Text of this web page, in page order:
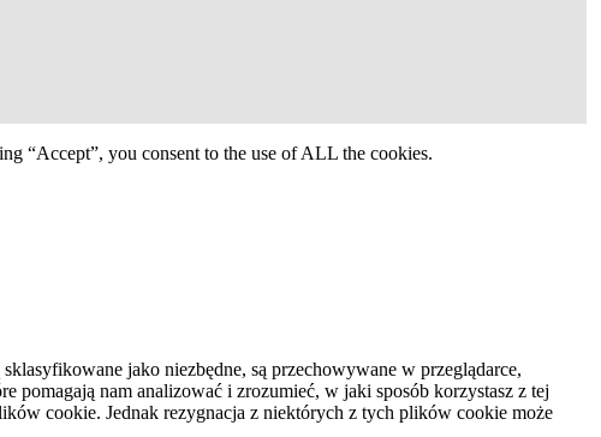
“Accept”, you consent to the use of ALL the cookies.
jako niezbędne, są przechowywane w przeglądarce,
nam analizować i zrozumieć, w jaki sposób korzystasz z tej
cookie. Jednak rezygnacja z niektórych z tych plików cookie może